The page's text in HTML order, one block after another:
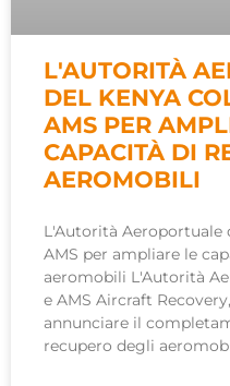
L'AUTORITÀ
DEL KENYA
AMS PER
CAPACITÀ DI
AEROMOBILI
L'Autorità Aeroportuale
AMS per ampliare le
aeromobili L'Autorità
e AMS Aircraft
annunciare il
recupero degli